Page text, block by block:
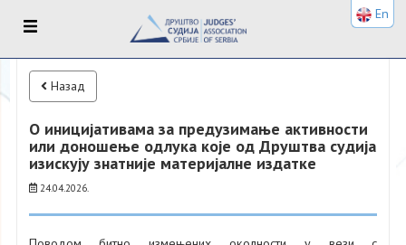
Назад
О иницијативама за предузимање активности
или доношење одлука које од Друштва судија
изискују знатније материјалне издатке
24.04.2026.
En